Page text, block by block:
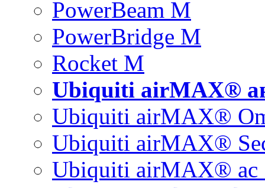
PowerBeam M
PowerBridge M
Rocket M
Ubiquiti airMAX®
Ubiquiti airMAX®
Ubiquiti airMAX®
Ubiquiti airMAX® ac